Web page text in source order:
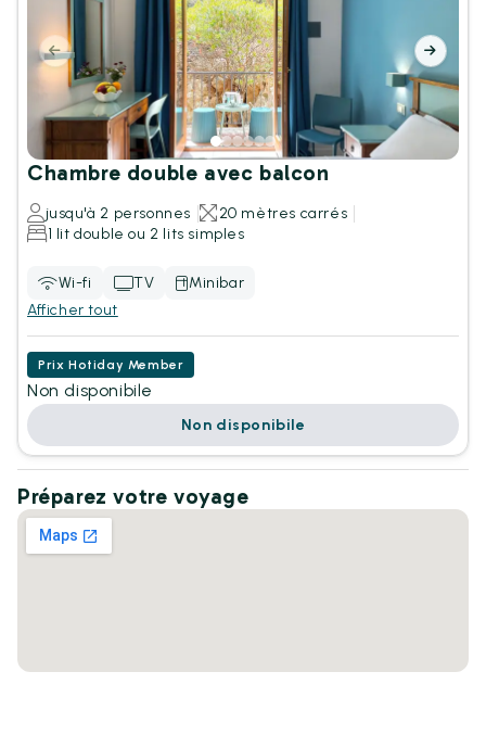
Chambre double avec balcon
jusqu'à 2 personnes
20 mètres carrés
1 lit double ou 2 lits simples
Wi-fi TV
Minibar
Afficher tout
Prix Hotiday Member
Non disponibile
Non disponibile
Préparez votre voyage